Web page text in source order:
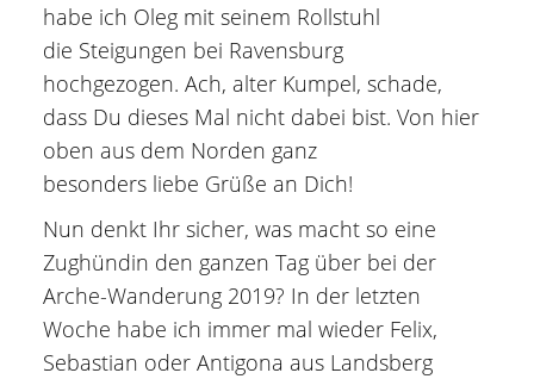
habe ich Oleg mit seinem Rollstuhl
die Steigungen bei Ravensburg
hochgezogen. Ach, alter Kumpel, schade,
dass Du dieses Mal nicht dabei bist. Von hier
oben aus dem Norden ganz
besonders liebe Grüße an Dich!
Nun denkt Ihr sicher, was macht so eine
Zughündin den ganzen Tag über bei der
Arche-Wanderung 2019? In der letzten
Woche habe ich immer mal wieder Felix,
Sebastian oder Antigona aus Landsberg